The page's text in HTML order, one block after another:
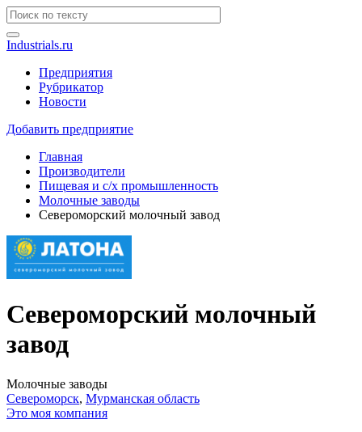
Industrials.ru
Предприятия
Рубрикатор
Новости
Добавить предприятие
Главная
Производители
Пищевая и с/х промышленность
Молочные заводы
Североморский молочный завод
Североморский молочный
завод
Молочные заводы
Североморск, Мурманская область
Это моя компания